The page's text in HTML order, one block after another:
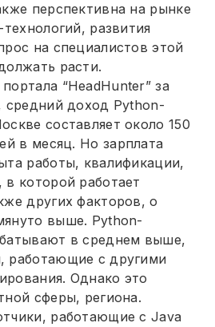
перспективна на рынке
развития
на специалистов этой
расти.
“HeadHunter” за
средний доход Python-
составляет около 150
в месяц. Но зарплата
работы, квалификации,
которой работает
других факторов, о
выше. Python-
в среднем выше,
работающие с другими
Однако это
сферы, региона.
работающие с Java